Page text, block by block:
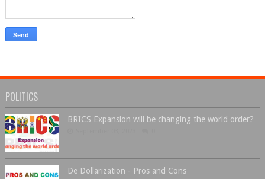
POLITICS
BRICS Expansion will be changing the world order?
De Dollarization - Pros and Cons